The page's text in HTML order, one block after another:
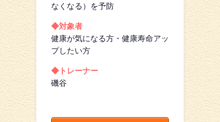
なくなる）を予防
◆対象者
健康が気になる方・健康寿命アッ
プしたい方
◆トレーナー
磯谷